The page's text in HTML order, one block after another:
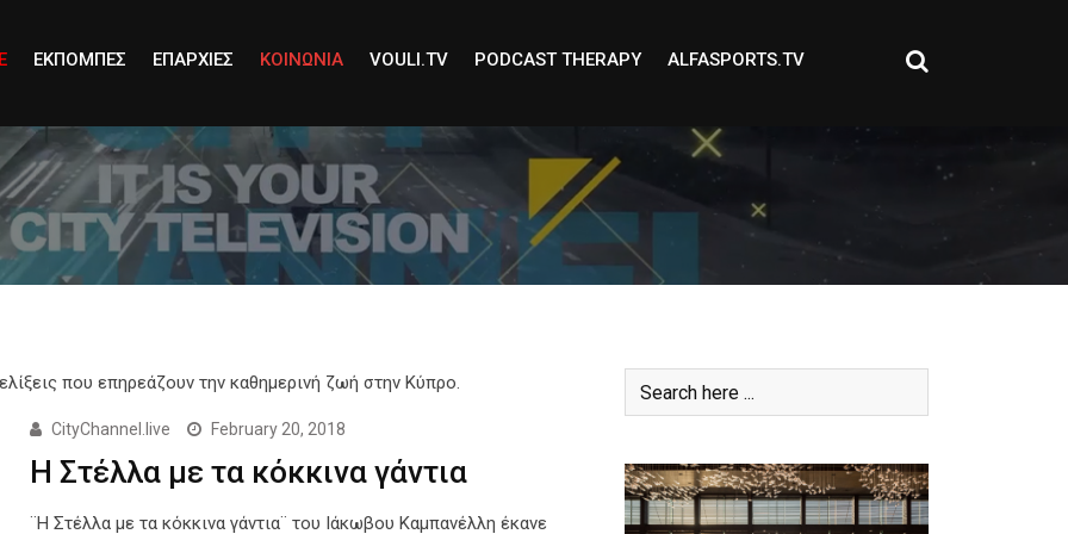
ΕΚΠΟΜΠΕΣ ΕΠΑΡΧΙΕΣ ΚΟΙΝΩΝΙΑ VOULI.TV PODCAST THERAPY ALFASPORTS.TV
που επηρεάζουν την καθημερινή ζωή στην Κύπρο.
CityChannel.live February 20, 2018
Η Στέλλα με τα κόκκινα γάντια
¨Η Στέλλα με τα κόκκινα γάντια¨ του Ιάκωβου Καμπανέλλη έκανε